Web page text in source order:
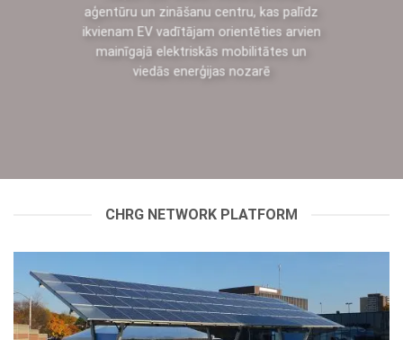
aģentūru un zināšanu centru, kas palīdz
ikvienam EV vadītājam orientēties arvien
mainīgajā elektriskās mobilitātes un
viedās enerģijas nozarē
CHRG NETWORK PLATFORM